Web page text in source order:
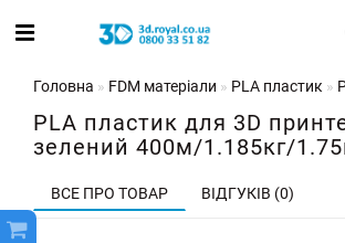
Головна FDM матеріали PLA пластик
PLA пластик для 3D
зелений 400м/1.185кг/
ВСЕ ПРО ТОВАР ВІДГУКІВ (0)